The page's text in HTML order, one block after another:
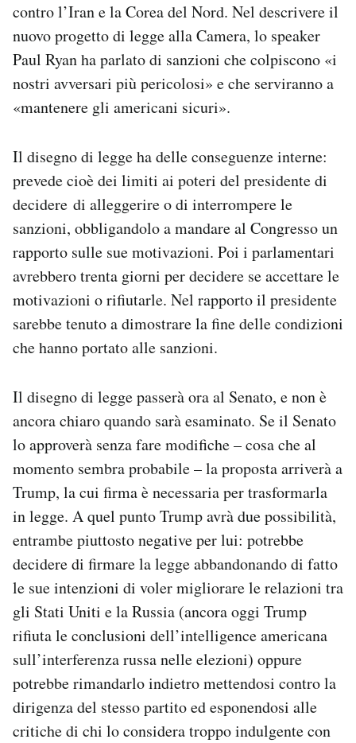
contro l’Iran e la Corea del Nord. Nel descrivere il
nuovo progetto di legge alla Camera, lo speaker
Paul Ryan ha parlato di sanzioni che colpiscono «i
nostri avversari più pericolosi» e che serviranno a
«mantenere gli americani sicuri».
Il disegno di legge ha delle conseguenze interne:
prevede cioè dei limiti ai poteri del presidente di
decidere di alleggerire o di interrompere le
sanzioni, obbligandolo a mandare al Congresso un
rapporto sulle sue motivazioni. Poi i parlamentari
avrebbero trenta giorni per decidere se accettare le
motivazioni o rifiutarle. Nel rapporto il presidente
sarebbe tenuto a dimostrare la fine delle condizioni
che hanno portato alle sanzioni.
Il disegno di legge passerà ora al Senato, e non è
ancora chiaro quando sarà esaminato. Se il Senato
lo approverà senza fare modifiche – cosa che al
momento sembra probabile – la proposta arriverà a
Trump, la cui firma è necessaria per trasformarla
in legge. A quel punto Trump avrà due possibilità,
entrambe piuttosto negative per lui: potrebbe
decidere di firmare la legge abbandonando di fatto
le sue intenzioni di voler migliorare le relazioni tra
gli Stati Uniti e la Russia (ancora oggi Trump
rifiuta le conclusioni dell’intelligence americana
sull’interferenza russa nelle elezioni) oppure
potrebbe rimandarlo indietro mettendosi contro la
dirigenza del stesso partito ed esponendosi alle
critiche di chi lo considera troppo indulgente con